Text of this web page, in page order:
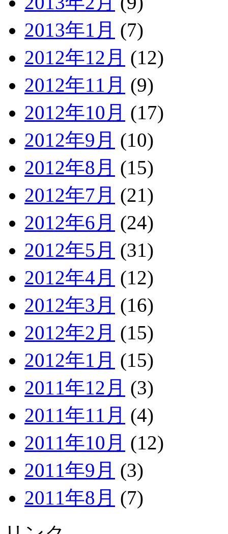
2013年1月 (7)
2012年12月 (12)
2012年11月 (9)
2012年10月 (17)
2012年9月 (10)
2012年8月 (15)
2012年7月 (21)
2012年6月 (24)
2012年5月 (31)
2012年4月 (12)
2012年3月 (16)
2012年2月 (15)
2012年1月 (15)
2011年12月 (3)
2011年11月 (4)
2011年10月 (12)
2011年9月 (3)
2011年8月 (7)